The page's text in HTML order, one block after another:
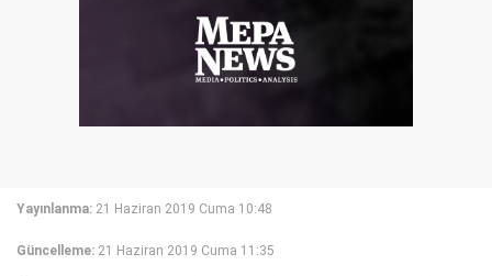
Yayınlanma: 21 Haziran 2019 Cuma 10:48
Güncelleme: 21 Haziran 2019 Cuma 11:35